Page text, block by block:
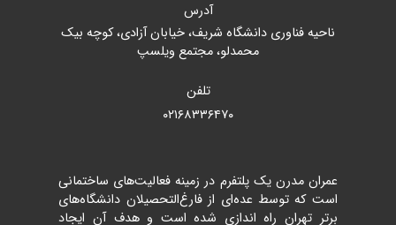
آدرس
ناحیه فناوری دانشگاه شریف، خیابان آزادی، کوچه بیک
محمدلو، مجتمع ویلسپ
تلفن
۰۲۱۶۸۳۳۶۴۷۰
عمران مدرن یک پلتفرم در زمینه فعالیت‌های ساختمانی
است که توسط عده‌ای از فارغ‌التحصیلان دانشگاه‌های
برتر تهران راه اندازی شده است و هدف آن ایجاد